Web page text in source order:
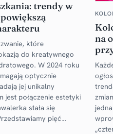
trendy w
które
do kreatywnego
W 2024 roku
optycznie
jej unikalny
jest połączenie estetyki
stała się
pięć…
na